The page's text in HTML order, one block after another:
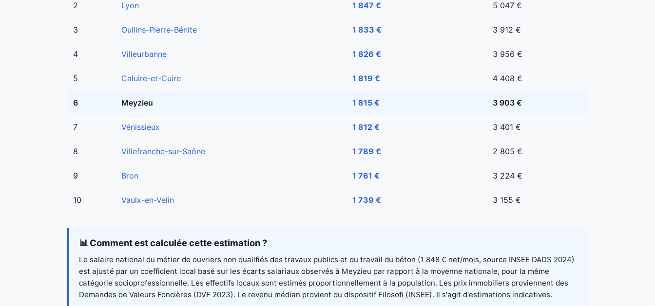
2 Lyon 1 847 € 5 047 €
3 Oullins-Pierre-Bénite 1 833 € 3 912 €
4 Villeurbanne 1 826 € 3 956 €
5 Caluire-et-Cuire 1 819 € 4 408 €
6 Meyzieu 1 815 € 3 903 €
7 Vénissieux 1 812 € 3 401 €
8 Villefranche-sur-Saône 1 789 € 2 805 €
9 Bron 1 761 € 3 224 €
10 Vaulx-en-Velin 1 739 € 3 155 €
📊 Comment est calculée cette estimation ?
Le salaire national du métier de ouvriers non qualifiés des travaux publics et du travail du béton (1 848 € net/mois, source INSEE DADS 2024)
est ajusté par un coefficient local basé sur les écarts salariaux observés à Meyzieu par rapport à la moyenne nationale, pour la même
catégorie socioprofessionnelle. Les effectifs locaux sont estimés proportionnellement à la population. Les prix immobiliers proviennent des
Demandes de Valeurs Foncières (DVF 2023). Le revenu médian provient du dispositif Filosofi (INSEE). Il s'agit d'estimations indicatives.